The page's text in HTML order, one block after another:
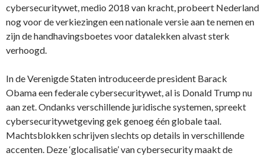
cybersecuritywet, medio 2018 van kracht, probeert Nederland
nog voor de verkiezingen een nationale versie aan te ­nemen en
zijn de handhavingsboetes voor ­datalekken alvast sterk
verhoogd.
In de Verenigde Staten introduceerde president Barack
Obama een federale cybersecuritywet, al is Donald Trump nu
aan zet. Ondanks verschillende juridische systemen, spreekt
cyber­securitywetgeving gek genoeg één globale taal.
Machtsblokken schrijven slechts op details in verschillende
accenten. Deze ‘glocalisatie’ van cybersecurity maakt de